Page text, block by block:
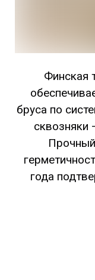
Финская
бруса по
сквозняки
года